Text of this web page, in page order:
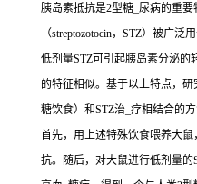
胰岛素抵抗是2型糖_尿病的重
（streptozotocin，STZ）被广泛
低剂量STZ可引起胰岛素分泌的
的特征相似。基于以上特点，
糖饮食）和STZ治_疗相结合的
首先，用上述特殊饮食喂养大
抗。随后，对大鼠进行低剂量